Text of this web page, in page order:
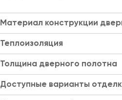
Материал конструкции
Теплоизоляция
Толщина дверного полотна
Доступные варианты